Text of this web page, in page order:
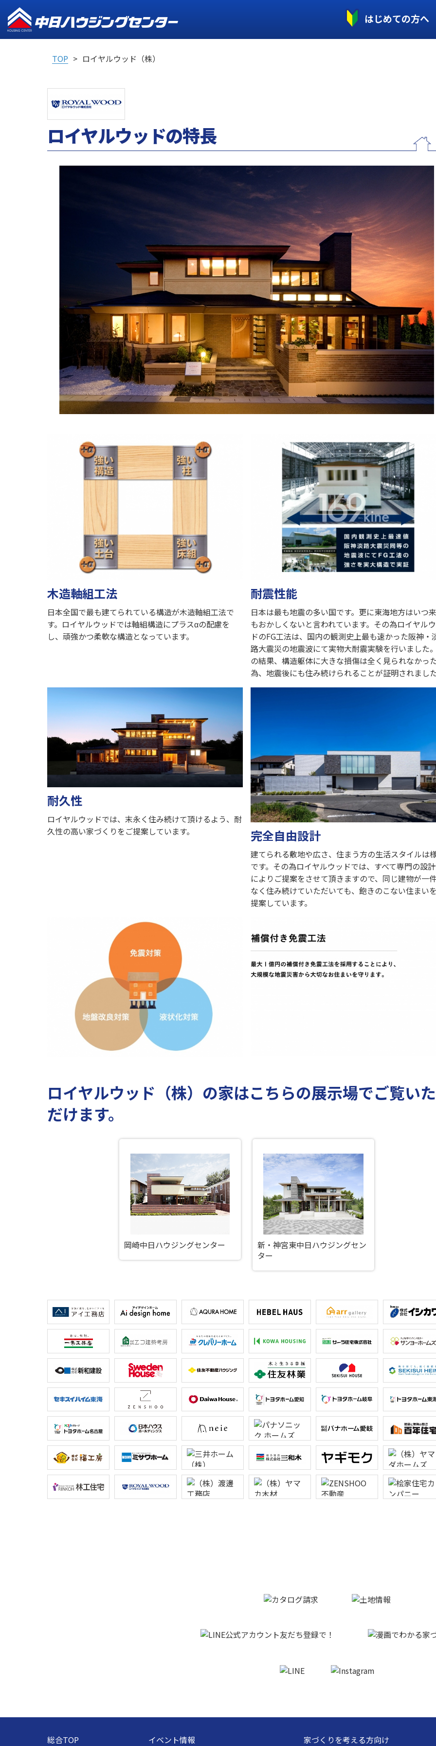
はじめての方へ
TOP ロイヤルウッド（株）
ロイヤルウッドの特長
木造軸組工法
日本全国で最も建てられている構造が木造軸組工法で
す。ロイヤルウッドでは軸組構造にプラスαの配慮を
し、頑強かつ柔軟な構造となっています。
耐震性能
日本は最も地震の多い国です。更に東海地方はいつ
もおかしくないと言われています。その為ロイヤル
ドのFG工法は、国内の観測史上最も速かった阪神・
路大震災の地震波にて実物大耐震実験を行いました
の結果、構造躯体に大きな損傷は全く見られなかっ
為、地震後にも住み続けられることが証明されました
耐久性
ロイヤルウッドでは、末永く住み続けて頂けるよう、耐
久性の高い家づくりをご提案しています。
完全自由設計
建てられる敷地や広さ、住まう方の生活スタイルは
です。その為ロイヤルウッドでは、すべて専門の設
によりご提案をさせて頂きますので、同じ建物が一
なく住み続けていただいても、飽きのこない住まい
提案しています。
ロイヤルウッド（株）の家はこちらの展示場でご覧いた
だけます。
岡崎中日ハウジングセンター
新・神宮東中日ハウジングセン
ター
総合TOP イベント情報
家づくりを考える方向け